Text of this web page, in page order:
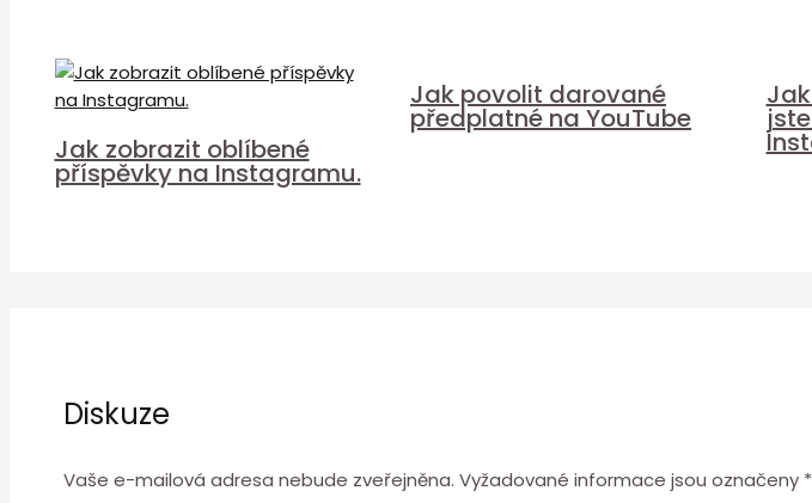
Jak zobrazit oblíbené
příspěvky na Instagramu.
Jak povolit darované
předplatné na YouTube
Diskuze
Vaše e-mailová adresa nebude zveřejněna. Vyžadované informace jsou označeny *